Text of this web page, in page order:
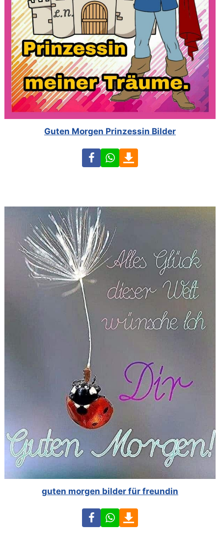
Guten Morgen Prinzessin Bilder
FacebookWhatsApp
guten morgen bilder für freundin
FacebookWhatsApp